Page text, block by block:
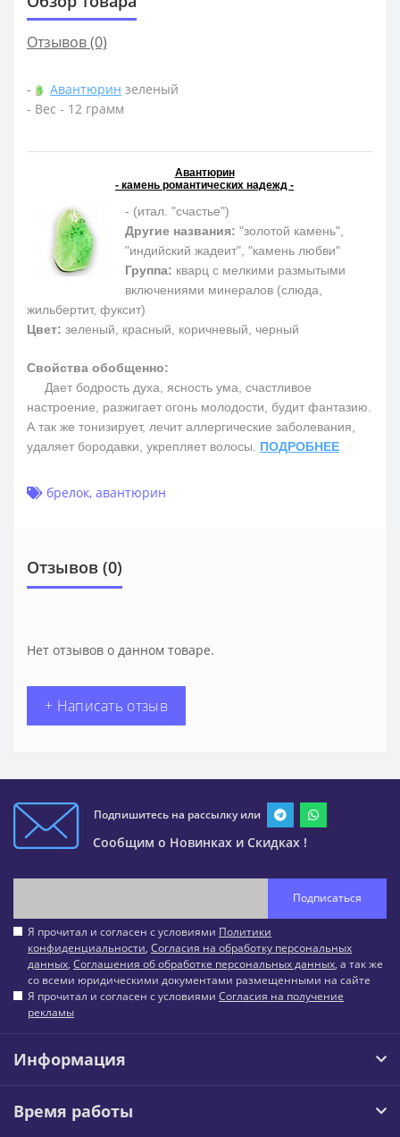
Отзывов (0)
- Авантюрин зеленый
- Вес - 12 грамм
Авантюрин
- камень романтических надежд -
- (итал. "счастье")
Другие названия: "золотой камень",
"индийский жадеит", "камень любви"
Группа: кварц с мелкими размытыми
включениями минералов (слюда,
жильбертит, фуксит)
Цвет: зеленый, красный, коричневый, черный
Свойства обобщенно:
Дает бодрость духа, ясность ума, счастливое
настроение, разжигает огонь молодости, будит фантазию.
А так же тонизирует, лечит аллергические заболевания,
удаляет бородавки, укрепляет волосы. ПОДРОБНЕЕ
брелок, авантюрин
Отзывов (0)
Нет отзывов о данном товаре.
+ Написать отзыв
Подпишитесь на рассылку или
Сообщим о Новинках и Скидках !
Подписаться
Я прочитал и согласен с условиями Политики
конфиденциальности, Согласия на обработку персональных
данных, Соглашения об обработке персональных данных, а так же
со всеми юридическими документами размещенными на сайте
Я прочитал и согласен с условиями Согласия на получение
рекламы
Информация
Время работы